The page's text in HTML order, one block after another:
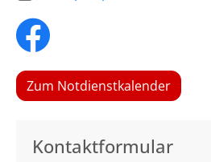
Zum Notdienstkalender
Kontaktformular